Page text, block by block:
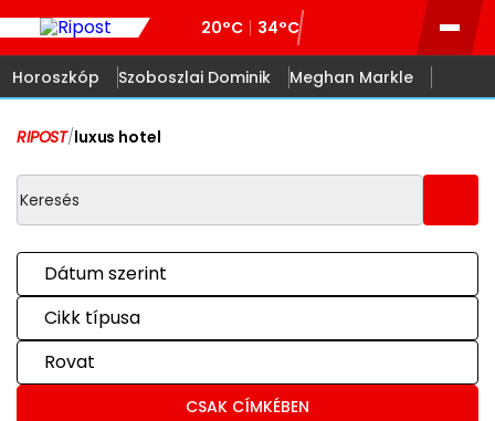
20°C 34°C
Horoszkóp Szoboszlai Dominik Meghan Markle
RIPOST/luxus hotel
Dátum szerint
Cikk típusa
Rovat
CSAK CÍMKÉBEN